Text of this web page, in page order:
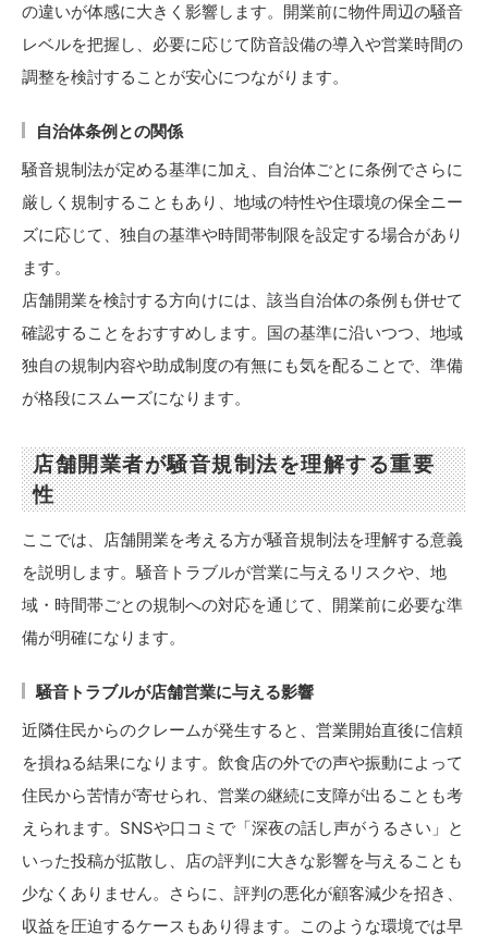
の違いが体感に大きく影響します。開業前に物件周辺の騒音
レベルを把握し、必要に応じて防音設備の導入や営業時間の
調整を検討することが安心につながります。
自治体条例との関係
騒音規制法が定める基準に加え、自治体ごとに条例でさらに
厳しく規制することもあり、地域の特性や住環境の保全ニー
ズに応じて、独自の基準や時間帯制限を設定する場合があり
ます。
店舗開業を検討する方向けには、該当自治体の条例も併せて
確認することをおすすめします。国の基準に沿いつつ、地域
独自の規制内容や助成制度の有無にも気を配ることで、準備
が格段にスムーズになります。
店舗開業者が騒音規制法を理解する重要
性
ここでは、店舗開業を考える方が騒音規制法を理解する意義
を説明します。騒音トラブルが営業に与えるリスクや、地
域・時間帯ごとの規制への対応を通じて、開業前に必要な準
備が明確になります。
騒音トラブルが店舗営業に与える影響
近隣住民からのクレームが発生すると、営業開始直後に信頼
を損ねる結果になります。飲食店の外での声や振動によって
住民から苦情が寄せられ、営業の継続に支障が出ることも考
えられます。SNSや口コミで「深夜の話し声がうるさい」と
いった投稿が拡散し、店の評判に大きな影響を与えることも
少なくありません。さらに、評判の悪化が顧客減少を招き、
収益を圧迫するケースもあり得ます。このような環境では早